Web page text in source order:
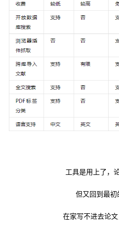
工具是用上了，
但又回到最初
在家写不进去论